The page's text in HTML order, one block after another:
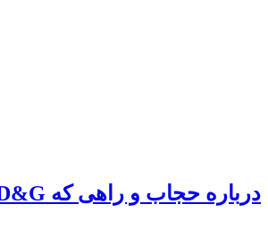
درباره حجاب و راهی که D&G آغاز کرد